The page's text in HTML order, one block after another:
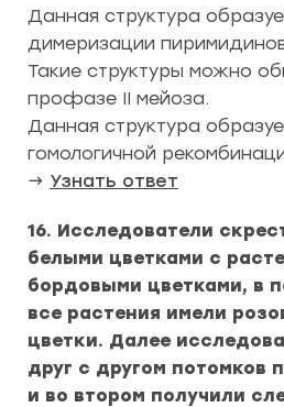
Данная структура
димеризации
Такие структуры можно
профазе II мейоза.
Данная структура
гомологичной
→ Узнать ответ
16. Исследователи
белыми цветками с
бордовыми цветками, в
все растения имели
цветки. Далее
друг с другом потомков
и во втором получили